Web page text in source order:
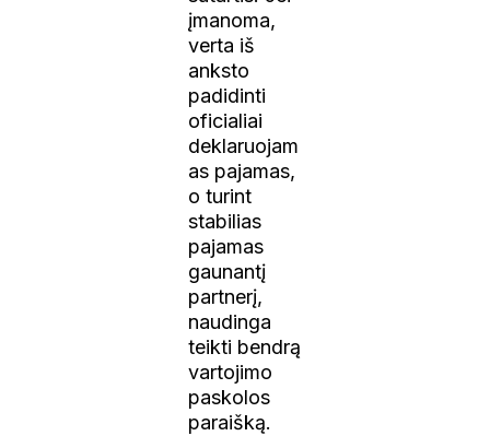
įmanoma,
verta iš
anksto
padidinti
oficialiai
deklaruojam
as pajamas,
o turint
stabilias
pajamas
gaunantį
partnerį,
naudinga
teikti bendrą
vartojimo
paskolos
paraišką.